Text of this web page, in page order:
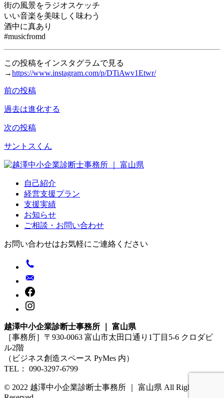
街の風景をラジオスケッチ
いい音楽を美味しく味わう
酒中に真あり
#musicfromd
この投稿をインスタグラムで見る
→https://www.instagram.com/p/DTiAwv1Etwr/
投
稿
ナ
ビ
ゲ
前の投稿
過去は進化する
次の投稿
サントスくん
自己紹介
経営支援プラン
支援実績
お知らせ
ご相談・お問い合わせ
お問い合わせはお気軽にご連絡ください
越澤中小企業診断士事務所 ｜ 富山県
［事務所］〒930-0063 富山市太田口通り1丁目5-6 クロダビ
ル2階
（ビジネス創造スペース PyMes 内）
TEL： 090-3297-6799
© 2022 越澤中小企業診断士事務所 ｜ 富山県 All Rights